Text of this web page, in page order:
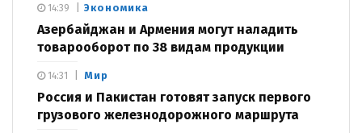
Экономика
Азербайджан и Армения могут наладить
товарооборот по 38 видам продукции
14:39
Мир
Россия и Пакистан готовят запуск первого
грузового железнодорожного маршрута
14:31